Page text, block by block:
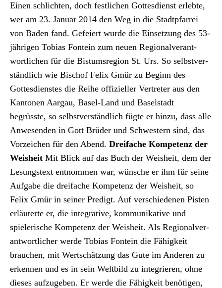
Archiv
Über uns
ePaper
aktuelle Ausgabe
Suchen
Einen schlicht­en, doch fes­tlichen Gottes­di­enst erlebte,
wer am 23. Jan­u­ar 2014 den Weg in die Stadtp­far­rei
von Baden fand. Gefeiert wurde die Ein­set­zung des 53-
jähri­gen Tobias Fontein zum neuen Region­alver­ant­
wortlichen für die Bis­tum­sre­gion St. Urs. So selb­stver­
ständlich wie Bischof Felix Gmür zu Beginn des
Gottes­di­en­stes die Rei­he offizieller Vertreter aus den
Kan­to­nen Aar­gau, Basel-Land und Basel­stadt
begrüsste, so selb­stver­ständlich fügte er hinzu, dass alle
Anwe­senden in Gott Brüder und Schwest­ern sind, das
Vorze­ichen für den Abend. Dreifache Kom­pe­tenz der
Weisheit Mit Blick auf das Buch der Weisheit, dem der
Lesung­s­text ent­nom­men war, wün­sche er ihm für seine
Auf­gabe die dreifache Kom­pe­tenz der Weisheit, so
Felix Gmür in sein­er Predigt. Auf ver­schiede­nen Pis­ten
erläuterte er, die inte­gra­tive, kom­mu­nika­tive und
spielerische Kom­pe­tenz der Weisheit. Als Region­alver­
ant­wortlich­er werde Tobias Fontein die Fähigkeit
brauchen, mit Wertschätzung das Gute im Anderen zu
erken­nen und es in sein Welt­bild zu inte­gri­eren, ohne
dieses aufzugeben. Er werde die Fähigkeit benöti­gen,